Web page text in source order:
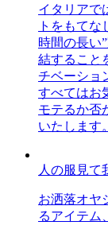
イタリアで
トをもて
時間の長い
結すること
チベーショ
すべてはお
モテるか否
いたします。
人の服見て
お洒落オヤ
るアイテム